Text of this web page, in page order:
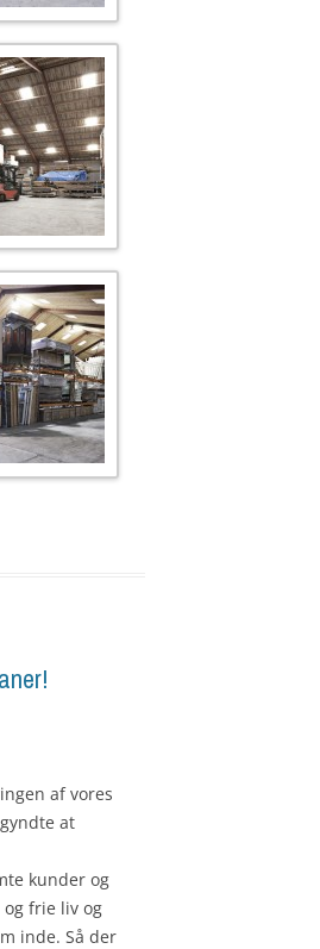
af vores
at
kunder og
frie liv og
inde. Så der